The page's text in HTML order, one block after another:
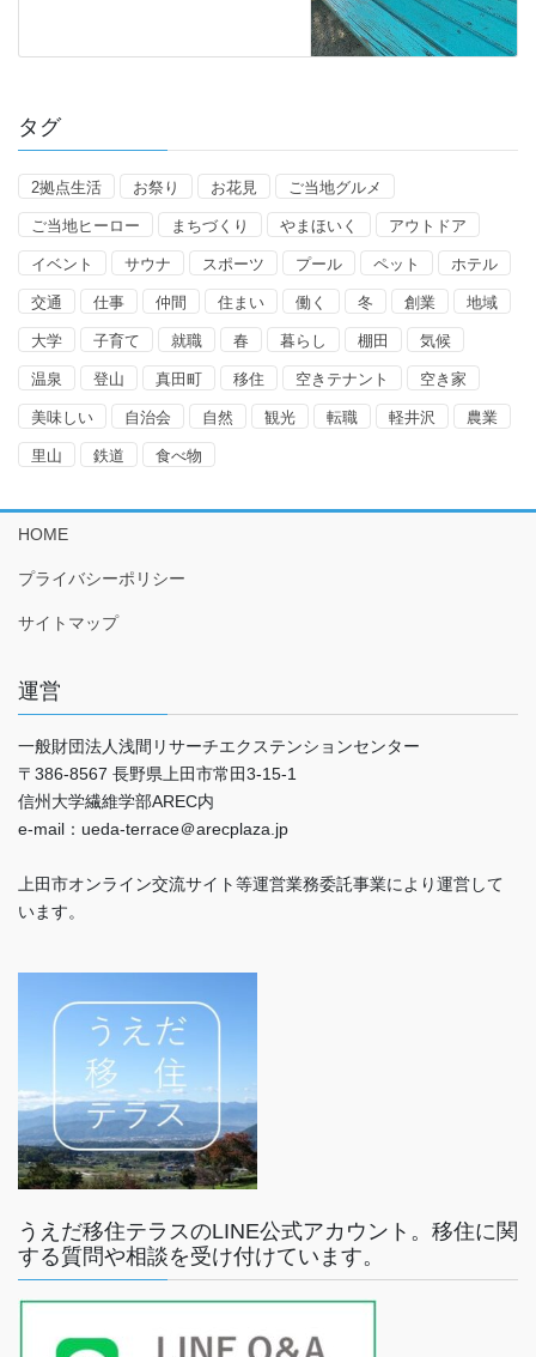
タグ
2拠点生活 お祭り お花見 ご当地グルメ
ご当地ヒーロー まちづくり やまほいく アウトドア
イベント サウナ スポーツ プール ペット ホテル
交通 仕事 仲間 住まい 働く 冬 創業 地域
大学 子育て 就職 春 暮らし 棚田 気候
温泉 登山 真田町 移住 空きテナント 空き家
美味しい 自治会 自然 観光 転職 軽井沢 農業
里山 鉄道 食べ物
HOME
プライバシーポリシー
サイトマップ
運営
一般財団法人浅間リサーチエクステンションセンター
〒386-8567 長野県上田市常田3-15-1
信州大学繊維学部AREC内
e-mail：ueda-terrace＠arecplaza.jp
上田市オンライン交流サイト等運営業務委託事業により運営して
います。
うえだ移住テラスのLINE公式アカウント。移住に関
する質問や相談を受け付けています。